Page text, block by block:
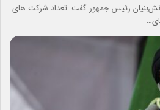
رئیس‌ جمهور گفت: تعداد شرکت های